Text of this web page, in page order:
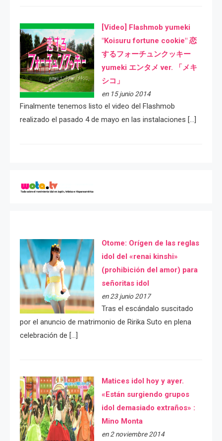
[Video] Flashmob yumeki
"Koisuru fortune cookie" 恋
するフォーチュンクッキー
yumeki エンタメ ver. 「メキ
シコ」
en 15 junio 2014
Finalmente tenemos listo el video del Flashmob
realizado el pasado 4 de mayo en las instalaciones […]
Otome: Orígen de las reglas
idol del «renai kinshi»
(prohibición del amor) para
señoritas idol
en 23 junio 2017
Tras el escándalo suscitado
por el anuncio de matrimonio de Ririka Suto en plena
celebración de […]
Matices idol hoy y ayer.
«Están surgiendo grupos
idol demasiado extraños» :
Mino Monta
en 2 noviembre 2014